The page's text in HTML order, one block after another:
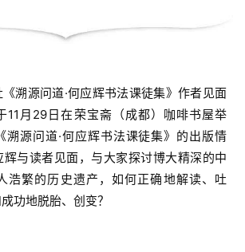
溯源问道·何应辉书法课徒集》作者见面
11月29日在荣宝斋（成都）咖啡书屋举
溯源问道·何应辉书法课徒集》的出版情
与读者见面，与大家探讨博大精深的中
浩繁的历史遗产，如何正确地解读、吐
功地脱胎、创变？